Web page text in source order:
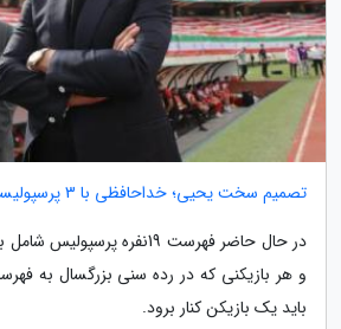
تصمیم سخت یحیی؛ خداحافظی با 3 پرسپولیسی پای پرواز ترکیه
در حال حاضر فهرست 19نفره
و هر بازیکنی که در رده سنی بزرگسال به
باید یک بازیکن کنار برود.